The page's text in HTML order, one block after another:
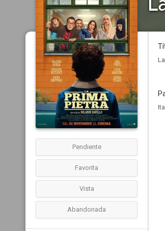
Pendiente
Favorita
Vista
Abandonada